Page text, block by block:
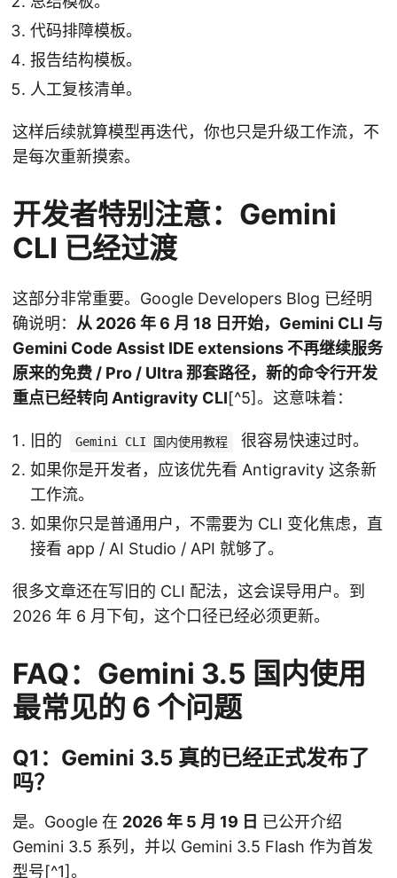
代码排障模板。
报告结构模板。
人工复核清单。
这样后续就算模型再迭代，你也只是升级工作流，不
是每次重新摸索。
开发者特别注意：Gemini
CLI 已经过渡
这部分非常重要。Google Developers Blog 已经明
确说明： 从 2026 年 6 月 18 日开始，Gemini CLI 与
Gemini Code Assist IDE extensions 不再继续服务
原来的免费 / Pro / Ultra 那套路径，新的命令行开发
重点已经转向 Antigravity CLI[^5]。这意味着：
旧的 Gemini CLI 国内使用教程
很容易快速过时。
如果你是开发者，应该优先看 Antigravity 这条新
工作流。
如果你只是普通用户，不需要为 CLI 变化焦虑，直
接看 app / AI Studio / API 就够了。
很多文章还在写旧的 CLI 配法，这会误导用户。到
2026 年 6 月下旬，这个口径已经必须更新。
FAQ：Gemini 3.5 国内使用
最常见的 6 个问题
Q1：Gemini 3.5 真的已经正式发布了
吗？
是。Google 在 2026 年 5 月 19 日 已公开介绍
Gemini 3.5 系列，并以 Gemini 3.5 Flash 作为首发
型号[^1]。